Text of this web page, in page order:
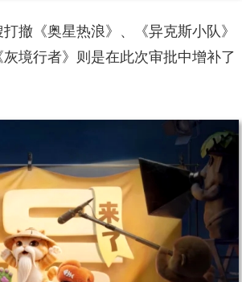
撤《奥星热浪》、《异克斯小队》
境行者》则是在此次审批中增补了